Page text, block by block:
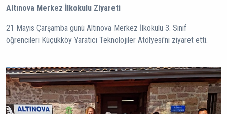
Altınova Merkez İlkokulu Ziyareti
21 Mayıs Çarşamba günü Altınova Merkez İlkokulu 3. Sınıf
öğrencileri Küçükköy Yaratıcı Teknolojiler Atölyesi'ni ziyaret etti.